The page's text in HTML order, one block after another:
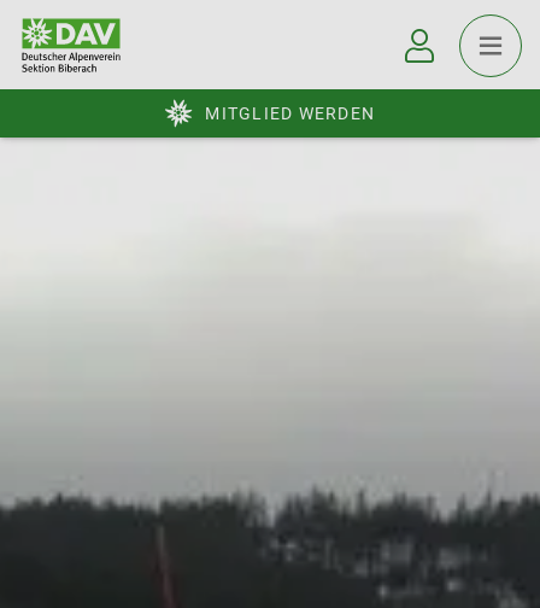
MITGLIED WERDEN